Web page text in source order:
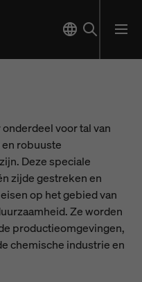
voor tal van
robuuste
Deze speciale
zijde gestreken en
op het gebied van
Ze worden
productieomgevingen,
chemische industrie en